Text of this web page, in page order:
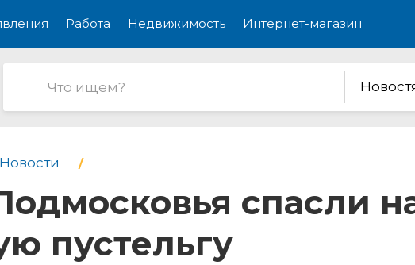
Работа Недвижимость Интернет-магазин
Новости
спасли
пустельгу